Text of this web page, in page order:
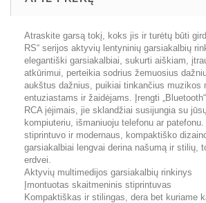
Atraskite garsą tokį, koks jis ir turėtų būti
RS“ serijos aktyvių lentyninių garsiakalbių
elegantiški garsiakalbiai, sukurti aiškiam,
atkūrimui, perteikia sodrius žemuosius
aukštus dažnius, puikiai tinkančius muzikos
entuziastams ir žaidėjams. Įrengti
RCA įėjimais, jie sklandžiai susijungia su
kompiuteriu, išmaniuoju telefonu ar
stiprintuvo ir modernaus, kompaktiško
garsiakalbiai lengvai derina našumą ir stilių,
erdvei.
Aktyvių multimedijos garsiakalbių rinkinys
Įmontuotas skaitmeninis stiprintuvas
Kompaktiškas ir stilingas, dera bet kuriame